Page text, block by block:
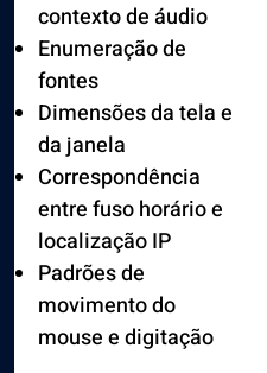
contexto de áudio
Enumeração de
fontes
Dimensões da tela e
da janela
Correspondência
entre fuso horário e
localização IP
Padrões de
movimento do
mouse e digitação